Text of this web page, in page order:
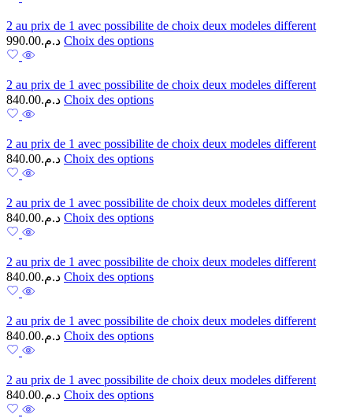
2 au prix de 1 avec possibilite de choix deux modeles different
د.م.990.00 Choix des options
2 au prix de 1 avec possibilite de choix deux modeles different
د.م.840.00 Choix des options
2 au prix de 1 avec possibilite de choix deux modeles different
د.م.840.00 Choix des options
2 au prix de 1 avec possibilite de choix deux modeles different
د.م.840.00 Choix des options
2 au prix de 1 avec possibilite de choix deux modeles different
د.م.840.00 Choix des options
2 au prix de 1 avec possibilite de choix deux modeles different
د.م.840.00 Choix des options
2 au prix de 1 avec possibilite de choix deux modeles different
د.م.840.00 Choix des options